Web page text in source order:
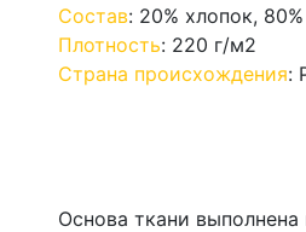
Состав: 20% хлопок,
Плотность: 220 г/м2
Страна происхождения:
Основа ткани выполнена